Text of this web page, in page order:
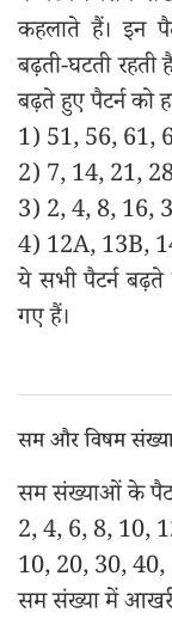
कहलाते हैं। इन
बढ़ती-घटती
बढ़ते हुए पैटर्न को
1) 51, 56, 61,
2) 7, 14, 21,
3) 2, 4, 8, 16,
4) 12A, 13B,
ये सभी पैटर्न
गए हैं।
सम और विषम
सम संख्याओं के
2, 4, 6, 8, 10,
10, 20, 30,
सम संख्या में